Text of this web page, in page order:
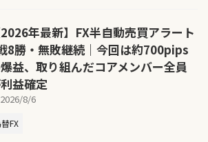
2026年最新】FX半自動売買アラート
8勝・無敗継続｜今回は約700pips
益、取り組んだコアメンバー全員
益確定
2026/8/6
FX